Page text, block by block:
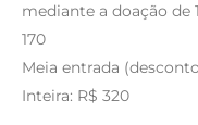
mediante a doação de
170
Meia entrada
Inteira: R$ 320